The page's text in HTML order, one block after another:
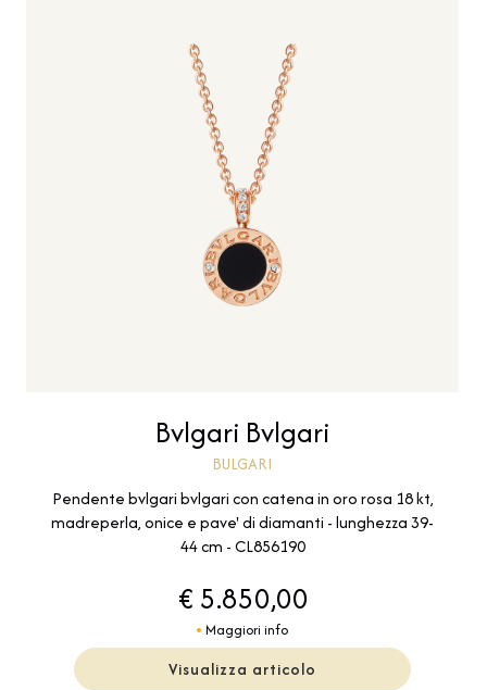
Bvlgari Bvlgari
BULGARI
Pendente bvlgari bvlgari con catena in oro rosa 18 kt,
madreperla, onice e pave' di diamanti - lunghezza 39-
44 cm - CL856190
€ 5.850,00
Maggiori info
Visualizza articolo